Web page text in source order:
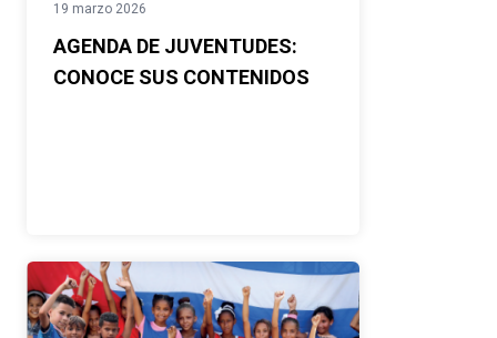
19 marzo 2026
AGENDA DE JUVENTUDES:
CONOCE SUS CONTENIDOS